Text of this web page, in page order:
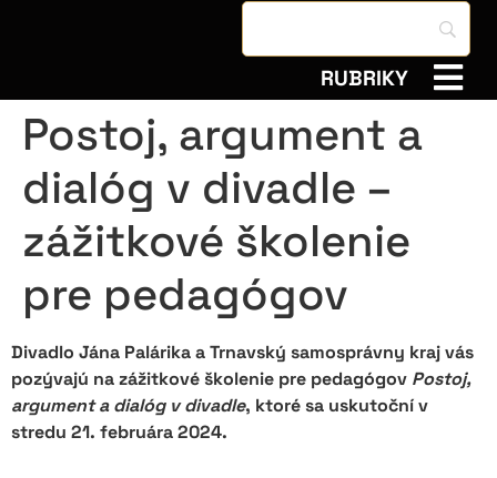
RUBRIKY
Postoj, argument a
dialóg v divadle –
zážitkové školenie
pre pedagógov
Divadlo Jána Palárika a Trnavský samosprávny kraj vás
pozývajú na zážitkové školenie pre pedagógov Postoj,
argument a dialóg v divadle, ktoré sa uskutoční v
stredu 21. februára 2024.